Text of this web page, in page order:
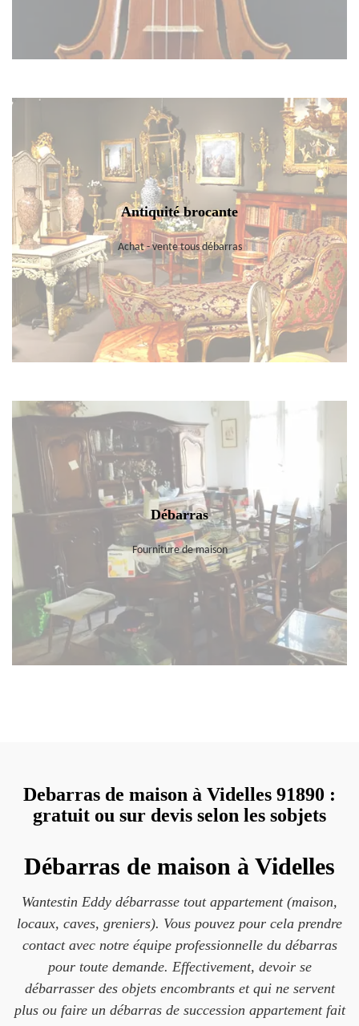
Antiquité brocante
Achat - vente tous débarras
Débarras
Fourniture de maison
Debarras de maison à Videlles 91890 :
gratuit ou sur devis selon les sobjets
Débarras de maison à Videlles
Wantestin Eddy débarrasse tout appartement (maison,
locaux, caves, greniers). Vous pouvez pour cela prendre
contact avec notre équipe professionnelle du débarras
pour toute demande. Effectivement, devoir se
débarrasser des objets encombrants et qui ne servent
plus ou faire un débarras de succession appartement fait